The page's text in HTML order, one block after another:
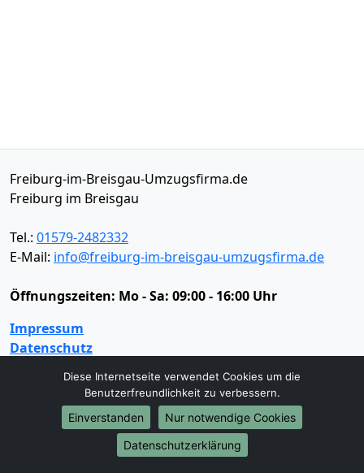
Freiburg-im-Breisgau-Umzugsfirma.de
Freiburg im Breisgau
Tel.: 01579-2482332
E-Mail: info@freiburg-im-breisgau-umzugsfirma.de
Öffnungszeiten: Mo - Sa: 09:00 - 16:00 Uhr
Impressum
Datenschutz
Umzugsservice
Umzugsservice Behördenumzug
Büroumzug
Firmenumzug
Laborumzug
Diese Internetseite verwendet Cookies um die
Benutzerfreundlichkeit zu verbessern.
Einverstanden
Nur notwendige Cookies
Datenschutzerklärung